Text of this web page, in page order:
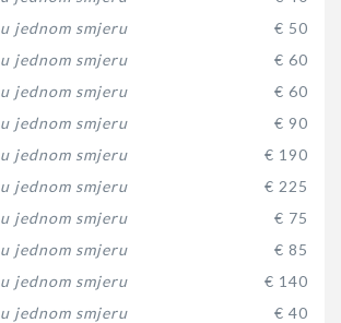
u jednom smjeru
€ 50
u jednom smjeru
€ 60
u jednom smjeru
€ 60
u jednom smjeru
€ 90
u jednom smjeru
€ 190
u jednom smjeru
€ 225
u jednom smjeru
€ 75
u jednom smjeru
€ 85
u jednom smjeru
€ 140
u jednom smjeru
€ 40